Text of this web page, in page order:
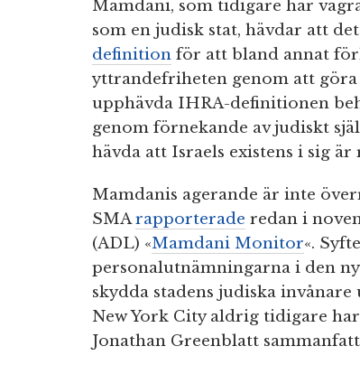
Mamdani, som tidigare har
som en judisk stat, hävdar att
definition för att bland annat
yttrandefriheten genom att
upphävda IHRA-definitionen
genom förnekande av judiskt
hävda att Israels existens i sig är
Mamdanis agerande är inte
SMArapporterade redan i
(ADL) «Mamdani Monitor«.
personalutnämningarna i den
skydda stadens judiska
New York City aldrig tidigare
Jonathan Greenblatt